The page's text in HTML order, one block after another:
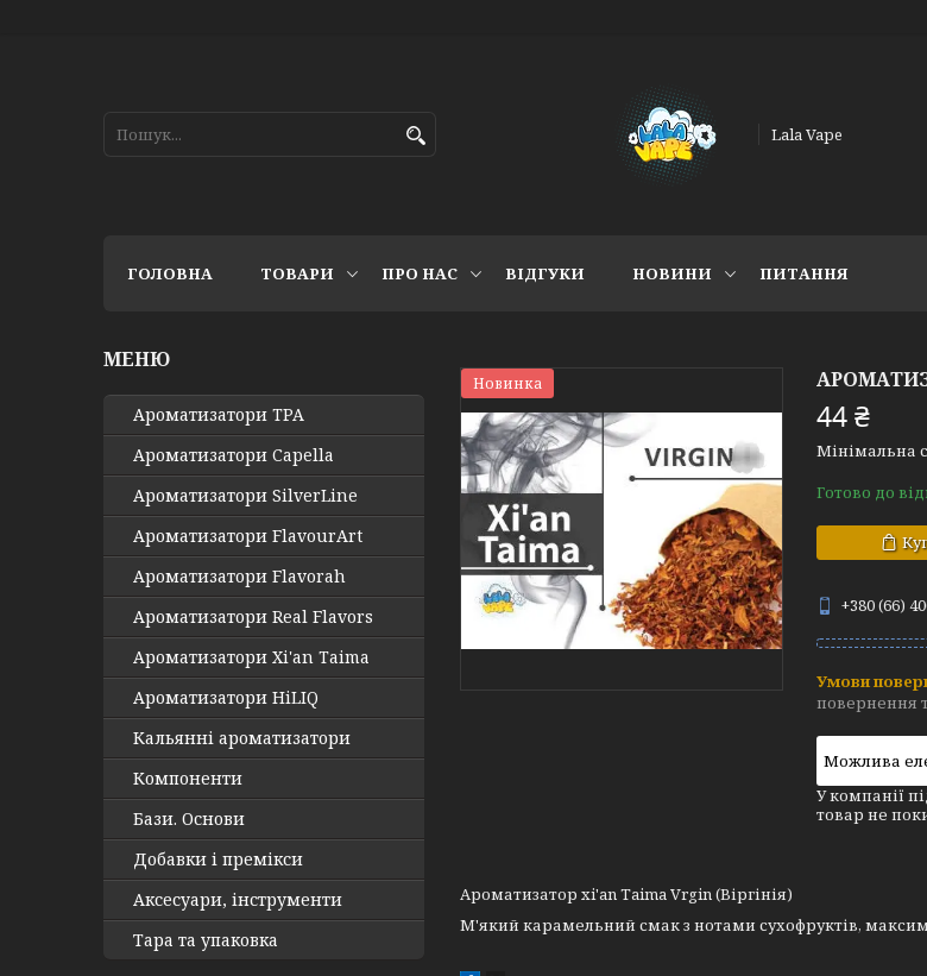
Lala Vape
ГОЛОВНА ТОВАРИ ПРО НАС ВІДГУКИ НОВИНИ ПИТАННЯ
Новинка
44 ₴
Мінімальна
Готово до
+380 (66)
повернення
У компанії
товар не
Ароматизатор xi'an Taima Vrgin (Віргінія)
М'який карамельний смак з нотами сухофруктів,
Ароматизатори TPA
Ароматизатори Capella
Ароматизатори SilverLine
Ароматизатори FlavourArt
Ароматизатори Flavorah
Ароматизатори Real Flavors
Ароматизатори Xi'an Taima
Ароматизатори HiLIQ
Кальянні ароматизатори
Компоненти
Бази. Основи
Добавки і премікси
Аксесуари, інструменти
Тара та упаковка